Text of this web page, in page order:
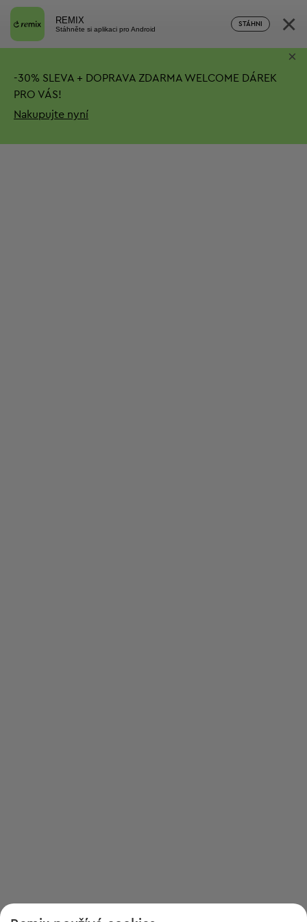
REMIX
Stáhněte si aplikaci pro Android
STÁHNI ×
-30% SLEVA + DOPRAVA ZDARMA WELCOME DÁREK
PRO VÁS!
Nakupujte nyní
×